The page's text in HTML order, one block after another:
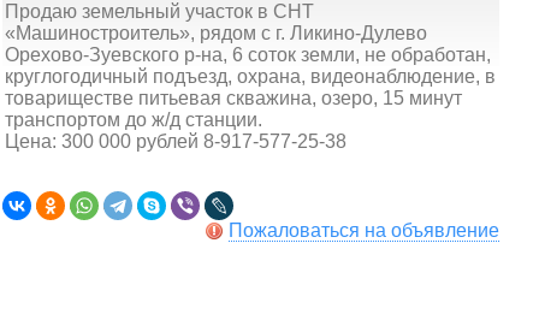
Продаю земельный участок в СНТ
«Машиностроитель», рядом с г. Ликино-Дулево
Орехово-Зуевского р-на, 6 соток земли, не обработан,
круглогодичный подъезд, охрана, видеонаблюдение, в
товариществе питьевая скважина, озеро, 15 минут
транспортом до ж/д станции.
Цена: 300 000 рублей 8-917-577-25-38
Пожаловаться на объявление